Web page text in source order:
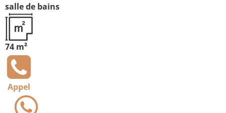
salle de bains
74 m²
Appel